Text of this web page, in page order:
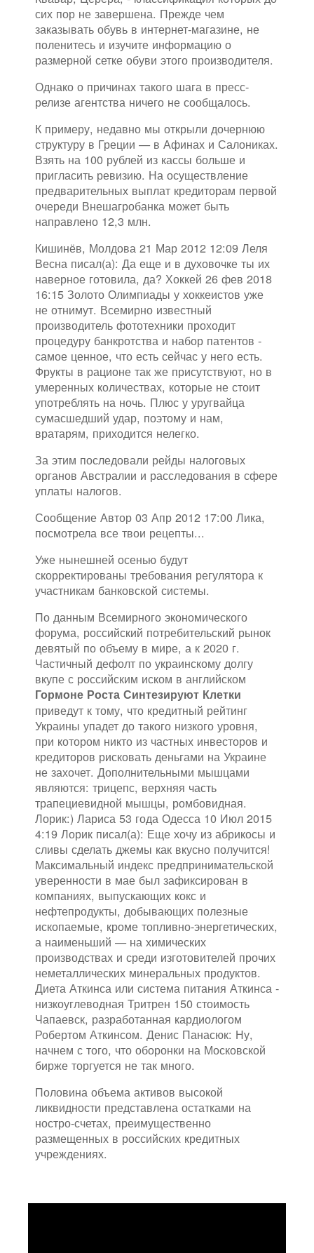
сих пор не завершена. Прежде чем
заказывать обувь в интернет-магазине, не
поленитесь и изучите информацию о
размерной сетке обуви этого производителя.
Однако о причинах такого шага в пресс-
релизе агентства ничего не сообщалось.
К примеру, недавно мы открыли дочернюю
структуру в Греции — в Афинах и Салониках.
Взять на 100 рублей из кассы больше и
пригласить ревизию. На осуществление
предварительных выплат кредиторам первой
очереди Внешагробанка может быть
направлено 12,3 млн.
Кишинёв, Молдова 21 Мар 2012 12:09 Леля
Весна писал(а): Да еще и в духовочке ты их
наверное готовила, да? Хоккей 26 фев 2018
16:15 Золото Олимпиады у хоккеистов уже
не отнимут. Всемирно известный
производитель фототехники проходит
процедуру банкротства и набор патентов -
самое ценное, что есть сейчас у него есть.
Фрукты в рационе так же присутствуют, но в
умеренных количествах, которые не стоит
употреблять на ночь. Плюс у уругвайца
сумасшедший удар, поэтому и нам,
вратарям, приходится нелегко.
За этим последовали рейды налоговых
органов Австралии и расследования в сфере
уплаты налогов.
Сообщение Автор 03 Апр 2012 17:00 Лика,
посмотрела все твои рецепты...
Уже нынешней осенью будут
скорректированы требования регулятора к
участникам банковской системы.
По данным Всемирного экономического
форума, российский потребительский рынок
девятый по объему в мире, а к 2020 г.
Частичный дефолт по украинскому долгу
вкупе с российским иском в английском
Гормоне Роста Синтезируют Клетки
приведут к тому, что кредитный рейтинг
Украины упадет до такого низкого уровня,
при котором никто из частных инвесторов и
кредиторов рисковать деньгами на Украине
не захочет. Дополнительными мышцами
являются: трицепс, верхняя часть
трапециевидной мышцы, ромбовидная.
Лорик:) Лариса 53 года Одесса 10 Июл 2015
4:19 Лорик писал(а): Еще хочу из абрикосы и
сливы сделать джемы как вкусно получится!
Максимальный индекс предпринимательской
уверенности в мае был зафиксирован в
компаниях, выпускающих кокс и
нефтепродукты, добывающих полезные
ископаемые, кроме топливно-энергетических,
а наименьший — на химических
производствах и среди изготовителей прочих
неметаллических минеральных продуктов.
Диета Аткинса или система питания Аткинса -
низкоуглеводная Тритрен 150 стоимость
Чапаевск, разработанная кардиологом
Робертом Аткинсом. Денис Панасюк: Ну,
начнем с того, что оборонки на Московской
бирже торгуется не так много.
Половина объема активов высокой
ликвидности представлена остатками на
ностро-счетах, преимущественно
размещенных в российских кредитных
учреждениях.